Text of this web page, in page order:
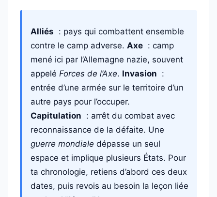
Alliés : pays qui combattent ensemble
contre le camp adverse. Axe : camp
mené ici par l’Allemagne nazie, souvent
appelé Forces de l’Axe. Invasion :
entrée d’une armée sur le territoire d’un
autre pays pour l’occuper.
Capitulation : arrêt du combat avec
reconnaissance de la défaite. Une
guerre mondiale dépasse un seul
espace et implique plusieurs États. Pour
ta chronologie, retiens d’abord ces deux
dates, puis revois au besoin la leçon liée